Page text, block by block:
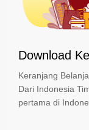
Download
Keranjang
Dari Indonesia
pertama di